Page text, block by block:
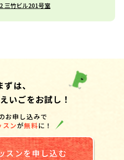
三竹ビル201号室
ずは、
いごをお試し！
お申し込みで
スンが無料に！
スンを申し込む